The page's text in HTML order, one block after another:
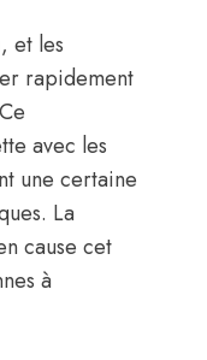
et les
rapidement
avec les
une certaine
La
cause cet
à